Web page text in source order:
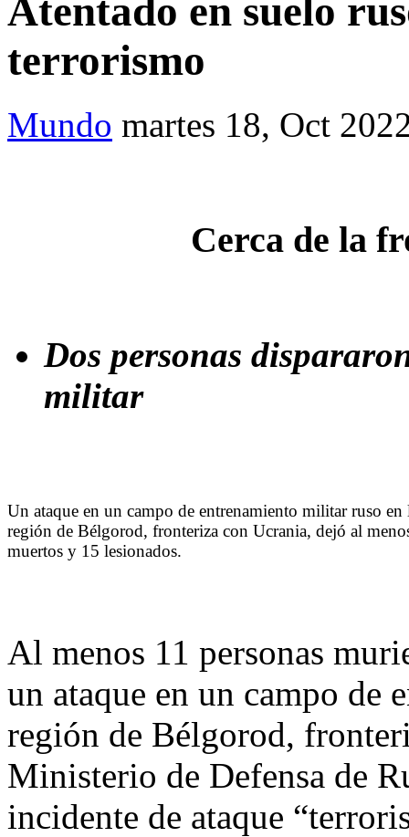
Atentado en suelo
terrorismo
Mundo martes 18, Oct
Cerca de la
Dos personas
militar
Un ataque en un campo de entrenamiento militar ruso en
región de Bélgorod, fronteriza con Ucrania, dejó al
muertos y 15 lesionados.
Al menos 11 personas
un ataque en un campo de
región de Bélgorod,
Ministerio de Defensa de
incidente de ataque